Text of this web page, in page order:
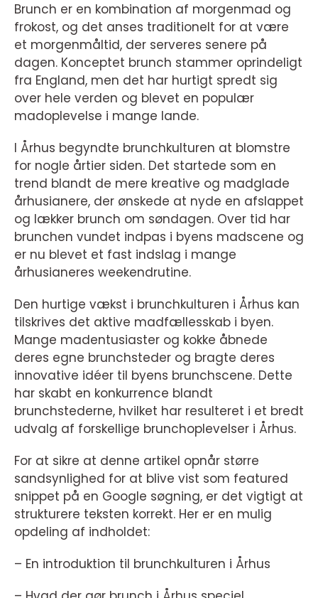
Brunch er en kombination af morgenmad og
frokost, og det anses traditionelt for at være
et morgenmåltid, der serveres senere på
dagen. Konceptet brunch stammer oprindeligt
fra England, men det har hurtigt spredt sig
over hele verden og blevet en populær
madoplevelse i mange lande.
I Århus begyndte brunchkulturen at blomstre
for nogle årtier siden. Det startede som en
trend blandt de mere kreative og madglade
århusianere, der ønskede at nyde en afslappet
og lækker brunch om søndagen. Over tid har
brunchen vundet indpas i byens madscene og
er nu blevet et fast indslag i mange
århusianeres weekendrutine.
Den hurtige vækst i brunchkulturen i Århus kan
tilskrives det aktive madfællesskab i byen.
Mange madentusiaster og kokke åbnede
deres egne brunchsteder og bragte deres
innovative idéer til byens brunchscene. Dette
har skabt en konkurrence blandt
brunchstederne, hvilket har resulteret i et bredt
udvalg af forskellige brunchoplevelser i Århus.
For at sikre at denne artikel opnår større
sandsynlighed for at blive vist som featured
snippet på en Google søgning, er det vigtigt at
strukturere teksten korrekt. Her er en mulig
opdeling af indholdet:
– En introduktion til brunchkulturen i Århus